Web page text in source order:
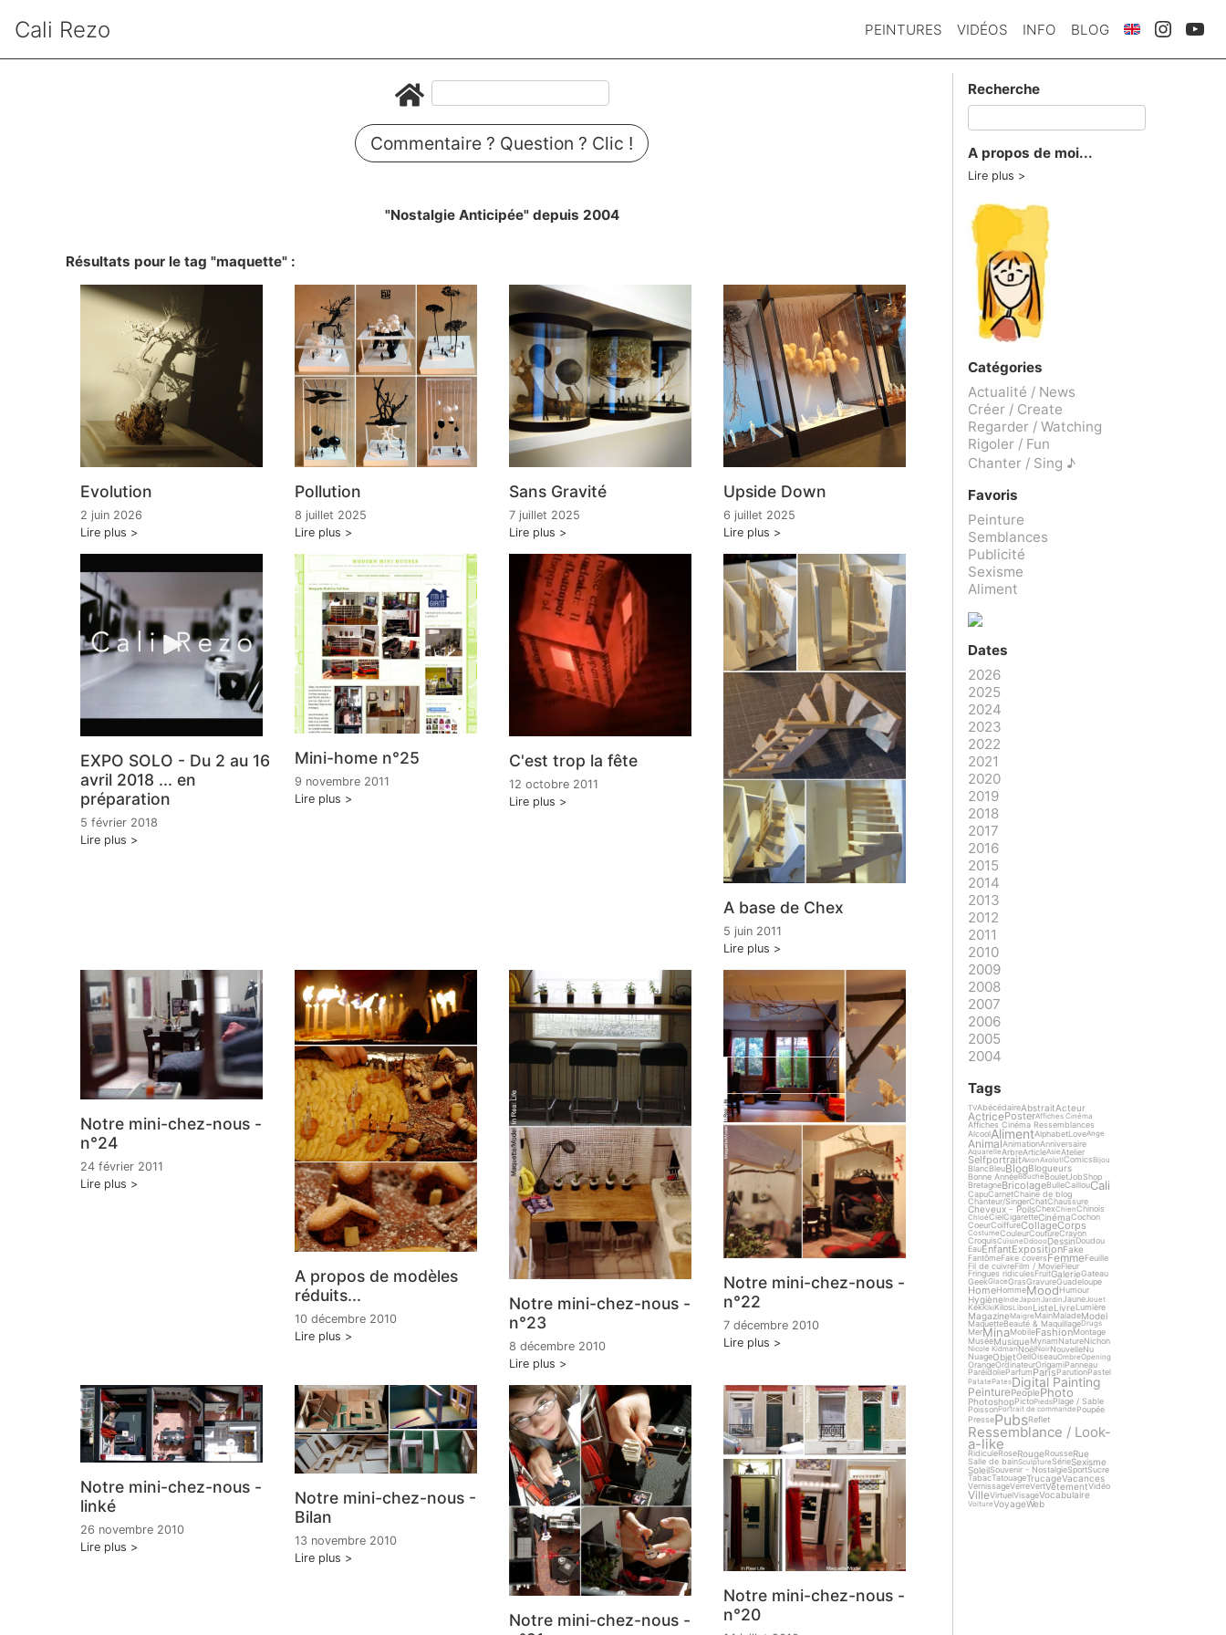
Cali Rezo PEINTURES VIDÉOS INFO BLOG
Commentaire ? Question ? Clic !
"Nostalgie Anticipée" depuis 2004
Résultats pour le tag "maquette" :
Evolution
2 juin 2026
Lire plus
Pollution
8 juillet 2025
Lire plus
Sans Gravité
7 juillet 2025
Lire plus
Upside Down
6 juillet 2025
Lire plus
EXPO SOLO - Du 2 au 16
avril 2018 ... en
préparation
5 février 2018
Lire plus
Mini-home n°25
9 novembre 2011
Lire plus
C'est trop la fête
12 octobre 2011
Lire plus
A base de Chex
5 juin 2011
Lire plus
Notre mini-chez-nous -
n°24
24 février 2011
Lire plus
A propos de modèles
réduits...
10 décembre 2010
Lire plus
Notre mini-chez-nous -
n°23
8 décembre 2010
Lire plus
Notre mini-chez-nous -
n°22
7 décembre 2010
Lire plus
Notre mini-chez-nous -
linké
26 novembre 2010
Lire plus
Notre mini-chez-nous -
Bilan
13 novembre 2010
Lire plus
Notre mini-chez-nous -
Notre mini-chez-nous -
n°20
Recherche
A propos de moi...
Lire plus
Catégories
Actualité / News
Créer / Create
Regarder / Watching
Rigoler / Fun
Chanter / Sing ♪
Favoris
Peinture
Semblances
Publicité
Sexisme
Aliment
Dates
2026
2025
2024
2023
2022
2021
2020
2019
2018
2017
2016
2015
2014
2013
2012
2011
2010
2009
2008
2007
2006
2005
2004
Tags
TVAbécédaireAbstraitActeur
ActricePosterAffiches Cinéma
Affiches Cinéma Ressemblances
AlcoolAlimentAlphabetLoveAnge
AnimalAnimationAnniversaire
AquarelleArbreArticleAsieAtelier
SelfportraitAvionAxolotlComicsBijou
BlancBleuBlogBlogueurs
Bonne AnnéeBoucheBouletJobShop
BretagneBricolageBulleCaillouCali
CapuCarnetChaine de blog
Chanteur/SingerChatChaussure
Cheveux - PoilsChexChienChinois
ChloéCielCigaretteCinémaCochon
CoeurCoiffureCollageCorps
CostumeCouleurCoutureCrayon
CroquisCuisineDdoooDessinDoudou
EauEnfantExpositionFake
FantômeFake coversFemmeFeuille
Fil de cuivreFilm / MovieFleur
Fringues ridiculesFruitGalerieGateau
GeekGlaceGrasGravureGuadeloupe
HomeHommeMoodHumour
HygièneInde Japon JardinJaune Jouet
KekKikiKilosLibon ListeLivreLumière
MagazineMaigre MainMaladeModel
MaquetteBeauté & MaquillageDrugs
MerMinaMobileFashionMontage
MuséeMusiqueMyriamNatureNichon
Nicole KidmanNoëlNoirNouvelleNu
NuageObjetOeilOiseauOmbreOpening
OrangeOrdinateurOrigamiPanneau
ParéidolieParfumParisParutionPastel
PatatePatesDigital Painting
PeinturePeoplePhoto
PhotoshopPictoPiedsPlage / Sable
PoissonPortrait de commande Poupée
PressePubsReflet
Ressemblance / Look-
a-like
RidiculeRoseRougeRousseRue
Salle de bainSculptureSérieSexisme
SoleilSouvenir - NostalgieSportSucre
TabacTatouageTrucageVacances
VernissageVerreVertVêtementVidéo
VilleVirtuelVisageVocabulaire
VoitureVoyageWeb